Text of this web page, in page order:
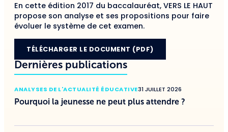
En cette édition 2017 du baccalauréat, VERS LE HAUT
propose son analyse et ses propositions pour faire
évoluer le système de cet examen.
TÉLÉCHARGER LE DOCUMENT (PDF)
Dernières publications
ANALYSES DE L'ACTUALITÉ ÉDUCATIVE31 JUILLET 2026
Pourquoi la jeunesse ne peut plus attendre ?